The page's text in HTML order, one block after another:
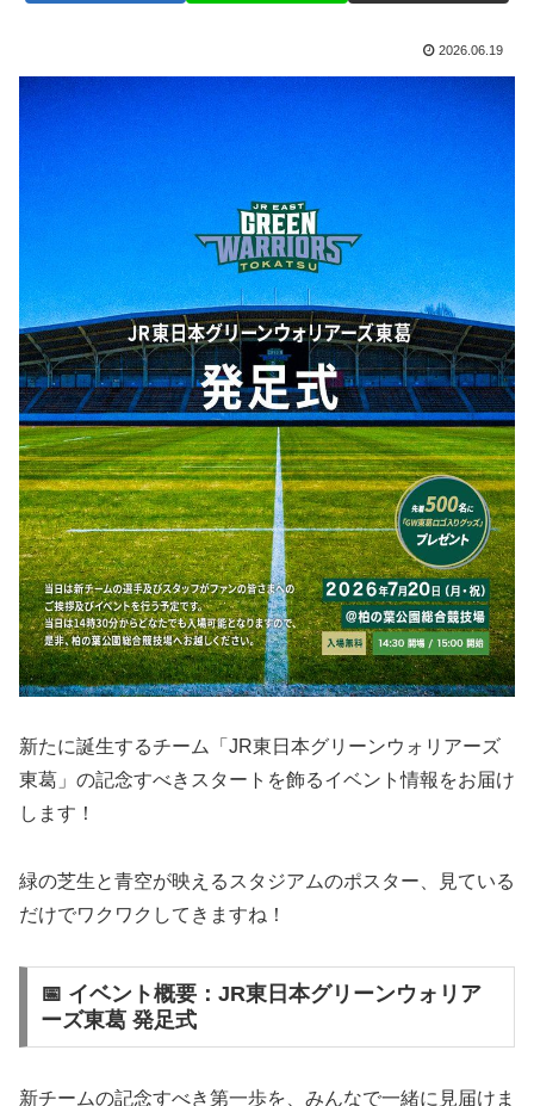
2026.06.19
新たに誕生するチーム「JR東日本グリーンウォリアーズ
東葛」の記念すべきスタートを飾るイベント情報をお届け
します！
緑の芝生と青空が映えるスタジアムのポスター、見ている
だけでワクワクしてきますね！
📅 イベント概要：JR東日本グリーンウォリア
ーズ東葛 発足式
新チームの記念すべき第一歩を、みんなで一緒に見届けま